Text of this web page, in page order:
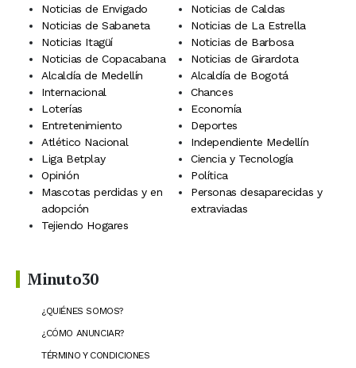
Noticias de Envigado
Noticias de Caldas
Noticias de Sabaneta
Noticias de La Estrella
Noticias Itagüí
Noticias de Barbosa
Noticias de Copacabana
Noticias de Girardota
Alcaldía de Medellín
Alcaldía de Bogotá
Internacional
Chances
Loterías
Economía
Entretenimiento
Deportes
Atlético Nacional
Independiente Medellín
Liga Betplay
Ciencia y Tecnología
Opinión
Política
Mascotas perdidas y en
adopción
Personas desaparecidas y
extraviadas
Tejiendo Hogares
Minuto30
¿QUIÉNES SOMOS?
¿CÓMO ANUNCIAR?
TÉRMINO Y CONDICIONES